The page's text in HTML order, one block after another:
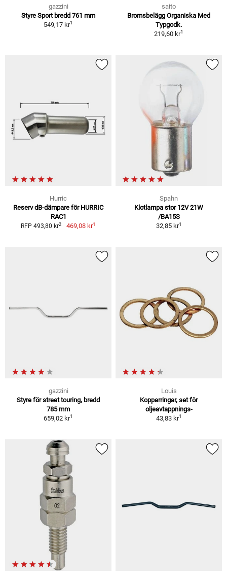
gazzini
Styre Sport bredd 761 mm
549,17 kr1
saito
Bromsbelägg Organiska Med
Typgodk.
219,60 kr1
Hurric
Reserv dB-dämpare för HURRIC
RAC1
RFP 493,80 kr2 469,08 kr1
Spahn
Klotlampa stor 12V 21W
/BA15S
32,85 kr1
gazzini
Styre för street touring, bredd
785 mm
659,02 kr1
Louis
Kopparringar, set för
oljeavtappnings-
43,83 kr1